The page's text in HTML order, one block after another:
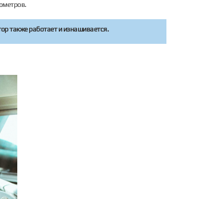
также работает и изнашивается.